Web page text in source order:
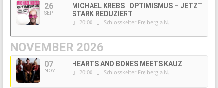
26
SEP
MICHAEL KREBS : OPTIMISMUS – JETZT
STARK REDUZIERT
20:00 Schlosskelter Freiberg a.N.
NOVEMBER 2026
07
NOV
HEARTS AND BONES MEETS KAUZ
20:00 Schlosskelter Freiberg a.N.